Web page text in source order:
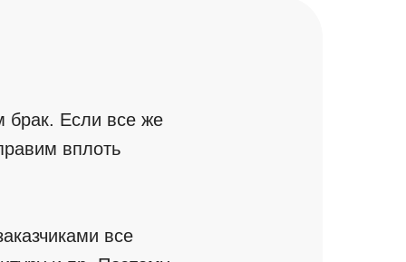
брак. Если все же
вплоть
все